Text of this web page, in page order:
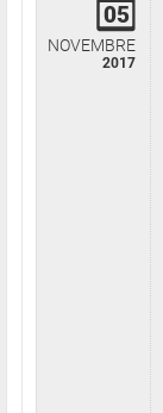
05
NOVEMBRE
2017